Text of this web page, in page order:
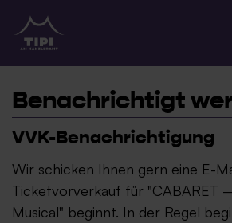
TIPI AM KANZLERAMT
Benachrichtigt
VVK-Benachrichtigung
Wir schicken Ihnen gern eine E-
Ticketvorverkauf für "CABARET
Musical" beginnt. In der Regel